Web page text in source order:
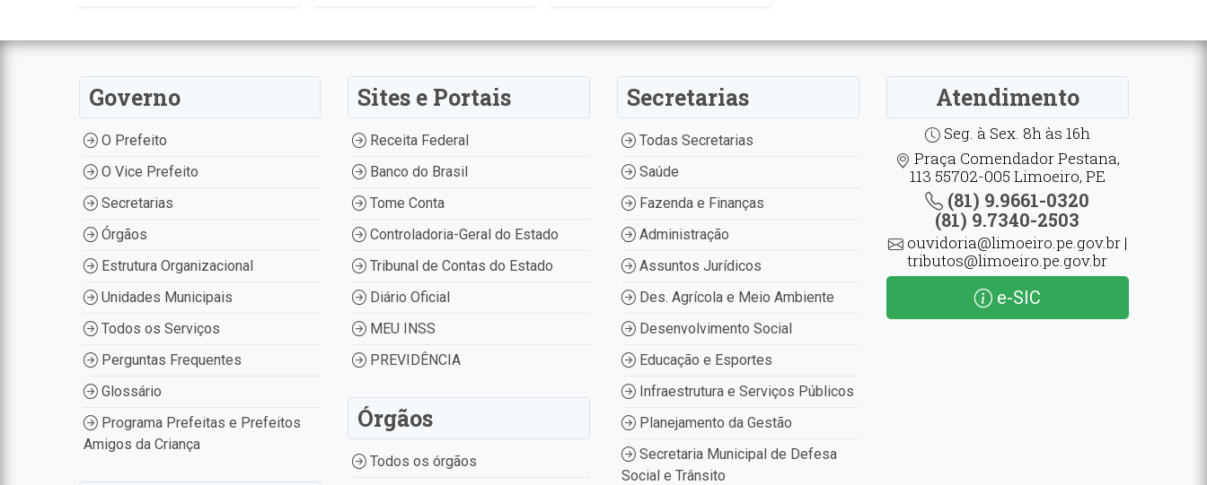
Governo
O Prefeito
O Vice Prefeito
Secretarias
Órgãos
Estrutura Organizacional
Unidades Municipais
Todos os Serviços
Perguntas Frequentes
Glossário
Programa Prefeitas e Prefeitos
Amigos da Criança
Sites e Portais
Receita Federal
Banco do Brasil
Tome Conta
Controladoria-Geral do Estado
Tribunal de Contas do Estado
Diário Oficial
MEU INSS
PREVIDÊNCIA
Órgãos
Todos os órgãos
Secretarias
Todas Secretarias
Saúde
Fazenda e Finanças
Administração
Assuntos Jurídicos
Des. Agrícola e Meio Ambiente
Desenvolvimento Social
Educação e Esportes
Infraestrutura e Serviços Públicos
Planejamento da Gestão
Secretaria Municipal de Defesa
Social e Trânsito
Atendimento
Seg. à Sex. 8h às 16h
Praça Comendador Pestana,
113 55702-005 Limoeiro, PE
(81) 9.9661-0320
(81) 9.7340-2503
ouvidoria@limoeiro.pe.gov.br |
tributos@limoeiro.pe.gov.br
e-SIC